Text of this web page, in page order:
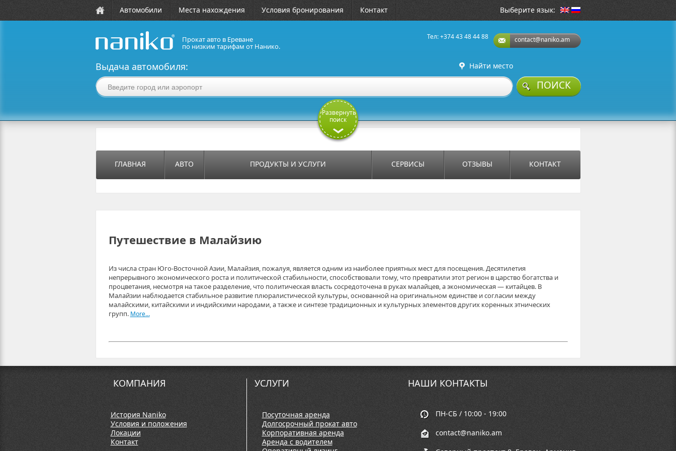
Автомобили Места нахождения Условия бронирования Контакт Выберите язык:
Прокат авто в Ереване
по низким тарифам от Нанико.
contact@naniko.am
Тел: +374 43 48 44 88
Выдача автомобиля: Найти место
ПОИСК
Развернуть
поиск
ГЛАВНАЯ АВТО ПРОДУКТЫ И УСЛУГИ СЕРВИСЫ ОТЗЫВЫ КОНТАКТ
Путешествие в Малайзию
Из числа стран Юго-Восточной Азии, Малайзия, пожалуя, является одним из наиболее приятных мест для посещения. Десятилетия
непрерывного экономического роста и политической стабильности, способствовали тому, что превратили этот регион в царство богатства и
процветания, несмотря на такое разделение, что политическая власть сосредоточена в руках малайцев, а экономическая — китайцев. В
Малайзии наблюдается стабильное развитие плюралистической культуры, основанной на оригинальном единстве и согласии между
малайскими, китайскими и индийскими народами, а также и синтезе традиционных и культурных элементов других коренных этнических
групп. More…
КОМПАНИЯ
История Naniko
Условия и положения
Локации
Контакт
УСЛУГИ
Посуточная аренда
Долгосрочный прокат авто
Корпоративная аренда
Аренда с водителем
НАШИ КОНТАКТЫ
ПН-СБ / 10:00 - 19:00
contact@naniko.am